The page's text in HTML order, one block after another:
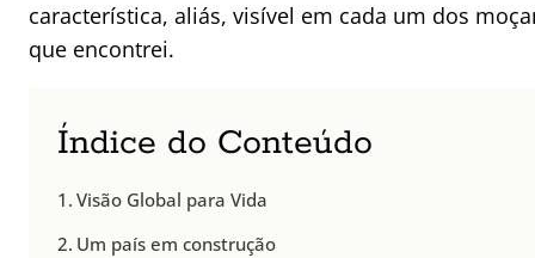
característica, aliás, visível em cada um dos
que encontrei.
Índice do Conteúdo
Visão Global para Vida
Um país em construção